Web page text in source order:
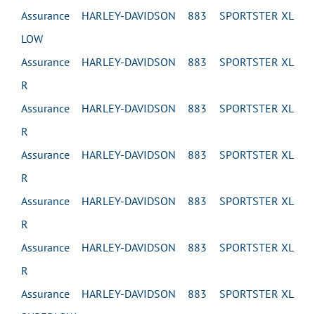
Assurance HARLEY-DAVIDSON 883 SPORTSTER XL
LOW
Assurance HARLEY-DAVIDSON 883 SPORTSTER XL
R
Assurance HARLEY-DAVIDSON 883 SPORTSTER XL
R
Assurance HARLEY-DAVIDSON 883 SPORTSTER XL
R
Assurance HARLEY-DAVIDSON 883 SPORTSTER XL
R
Assurance HARLEY-DAVIDSON 883 SPORTSTER XL
R
Assurance HARLEY-DAVIDSON 883 SPORTSTER XL